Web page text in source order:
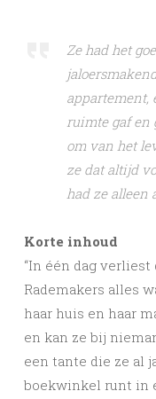
Ze had het
appartement,
ruimte gaf en
om van het
ze dat altijd
had ze alleen
Korte inhoud
“In één dag
Rademakers alles
haar huis en haar
en kan ze bij
een tante die ze al
boekwinkel runt in